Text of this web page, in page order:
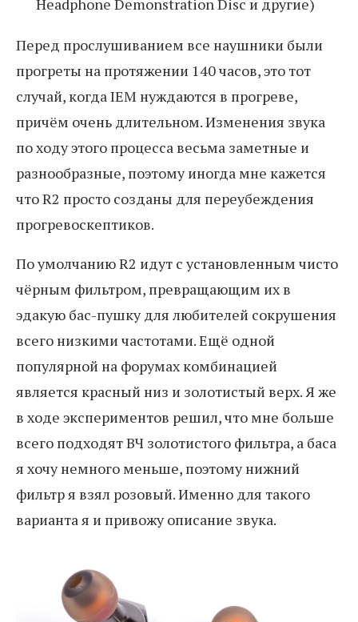
Headphone Demonstration Disc и другие)
Перед прослушиванием все наушники были
прогреты на протяжении 140 часов, это тот
случай, когда IEM нуждаются в прогреве,
причём очень длительном. Изменения звука
по ходу этого процесса весьма заметные и
разнообразные, поэтому иногда мне кажется
что R2 просто созданы для переубеждения
прогревоскептиков.
По умолчанию R2 идут с установленным чисто
чёрным фильтром, превращающим их в
эдакую бас-пушку для любителей сокрушения
всего низкими частотами. Ещё одной
популярной на форумах комбинацией
является красный низ и золотистый верх. Я же
в ходе экспериментов решил, что мне больше
всего подходят ВЧ золотистого фильтра, а баса
я хочу немного меньше, поэтому нижний
фильтр я взял розовый. Именно для такого
варианта я и привожу описание звука.